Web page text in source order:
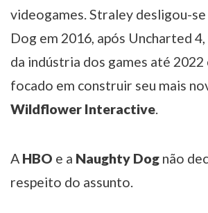
videogames. Straley desligou-
Dog em 2016, após Uncharted
da indústria dos games até 2022
focado em construir seu mais
Wildflower Interactive.
A HBO e a Naughty Dog não
respeito do assunto.